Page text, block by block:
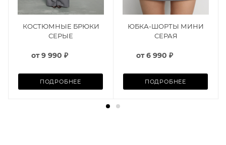
КОСТЮМНЫЕ БРЮКИ
СЕРЫЕ
от9 990 ₽
ПОДРОБНЕЕ
ЮБКА-ШОРТЫ МИНИ
СЕРАЯ
от6 990 ₽
ПОДРОБНЕЕ